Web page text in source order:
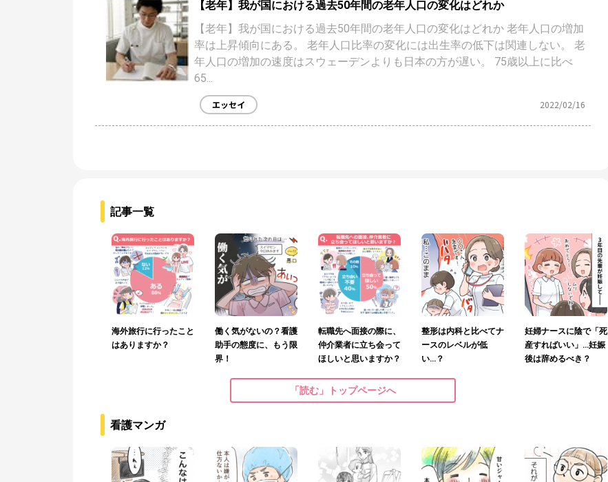
【老年】我が国における過去50年間の老年人口の変化はどれか
【老年】我が国における過去50年間の老年人口の変化はどれか 老年人口の増加
率は上昇傾向にある。 老年人口比率の変化には出生率の低下は関連しない。 老
年人口の増加の速度はスウェーデンよりも日本の方が遅い。 75歳以上に比べ
65...
エッセイ 2022/02/16
記事一覧
海外旅行に行ったこと
はありますか？
働く気がないの？看護
助手の態度に、もう限
界！
転職先へ面接の際に、
仲介業者に立ち会って
ほしいと思いますか？
整形は内科と比べてナ
ースのレベルが低
い…？
妊婦ナースに陰で「死
産すればいい」…妊娠
後は辞めるべき？
「読む」トップページへ
看護マンガ